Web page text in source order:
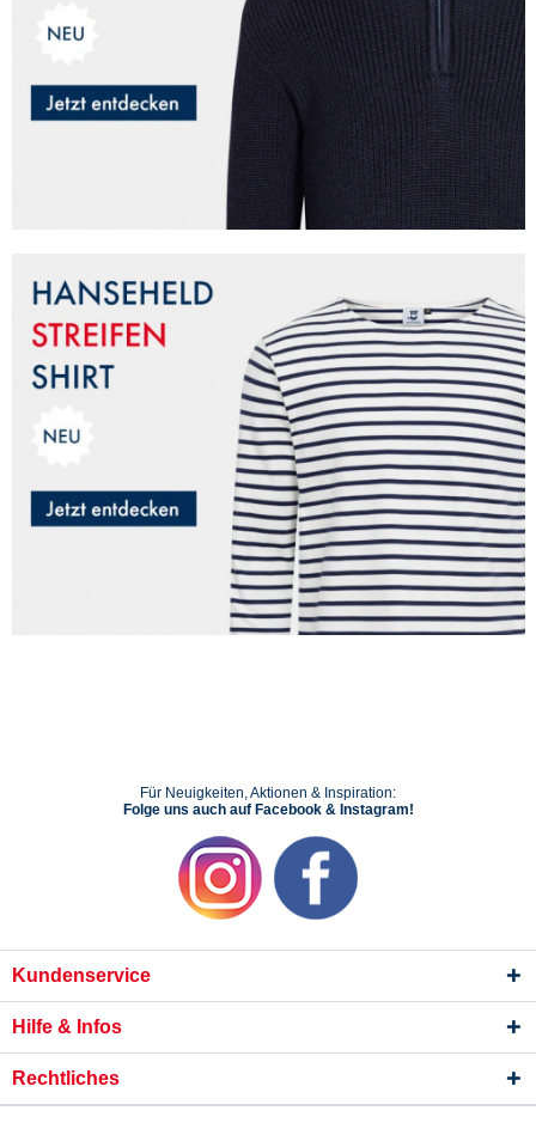
Für Neuigkeiten, Aktionen & Inspiration:
Folge uns auch auf Facebook & Instagram!
Kundenservice
Hilfe & Infos
Rechtliches